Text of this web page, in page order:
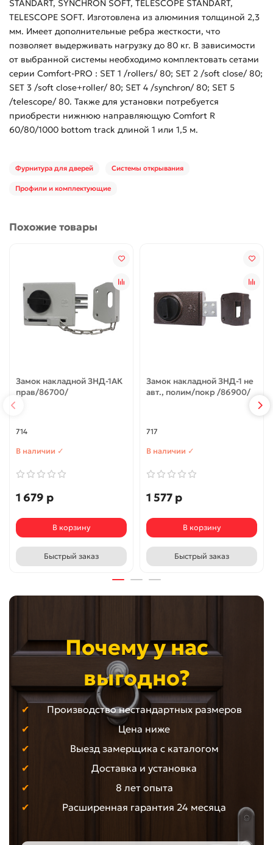
STANDART, SYNCHRON SOFT, TELESCOPE STANDART,
TELESCOPE SOFT. Изготовлена из алюминия толщиной 2,3
мм. Имеет дополнительные ребра жесткости, что
позволяет выдерживать нагрузку до 80 кг. В зависимости
от выбранной системы необходимо комплектовать сетами
серии Comfort-PRO : SET 1 /rollers/ 80; SET 2 /soft close/ 80;
SET 3 /soft close+roller/ 80; SET 4 /synchron/ 80; SET 5
/telescope/ 80. Также для установки потребуется
приобрести нижнюю направляющую Comfort R
60/80/1000 bottom track длиной 1 или 1,5 м.
Фурнитура для дверей Системы открывания
Профили и комплектующие
Похожие товары
Замок накладной ЗНД-1АК
прав/86700/
714
В наличии ✓
1 679 р
В корзину
Быстрый заказ
Замок накладной ЗНД-1 не
авт., полим/покр /86900/
717
В наличии ✓
1 577 р
В корзину
Быстрый заказ
Почему у нас
выгодно?
Производство нестандартных размеров
Цена ниже
Выезд замерщика с каталогом
Доставка и установка
8 лет опыта
Расширенная гарантия 24 месяца